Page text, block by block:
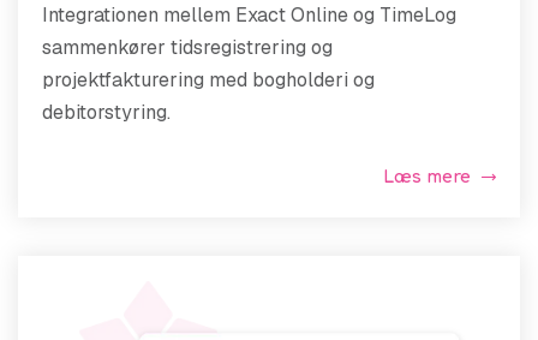
Integrationen mellem Exact Online og TimeLog
sammenkører tidsregistrering og
projektfakturering med bogholderi og
debitorstyring.
Læs mere